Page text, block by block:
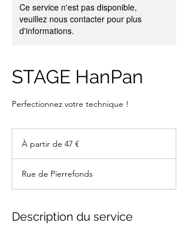
Ce service n'est pas disponible,
veuillez nous contacter pour plus
d'informations.
STAGE HanPan
Perfectionnez votre technique !
partir
euros
À partir de 47 €
Rue de Pierrefonds
Description du service